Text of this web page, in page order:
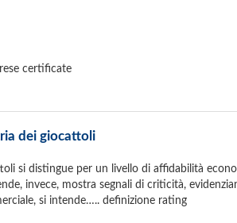
certificate
dei giocattoli
si distingue per un livello di affidabilità
invece, mostra segnali di criticità,
si intende….. definizione rating